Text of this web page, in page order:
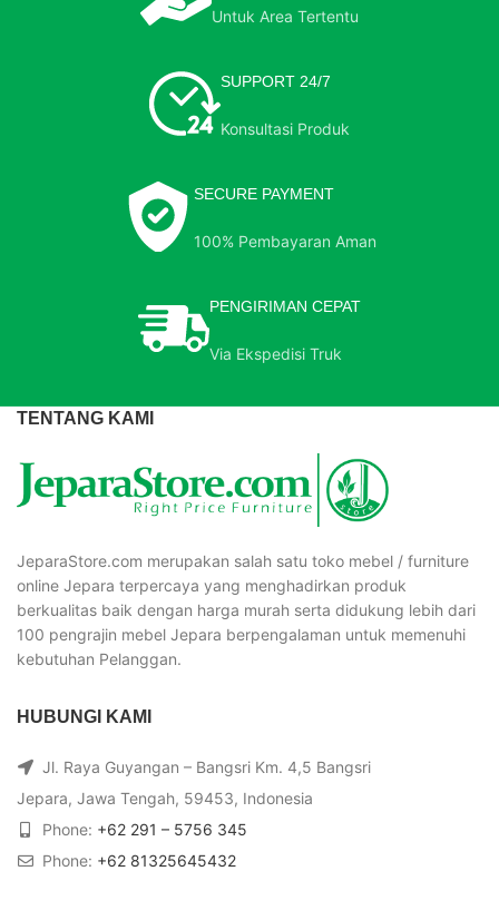
Untuk Area Tertentu
SUPPORT 24/7
Konsultasi Produk
SECURE PAYMENT
100% Pembayaran Aman
PENGIRIMAN CEPAT
Via Ekspedisi Truk
TENTANG KAMI
JeparaStore.com merupakan salah satu toko mebel / furniture
online Jepara terpercaya yang menghadirkan produk
berkualitas baik dengan harga murah serta didukung lebih dari
100 pengrajin mebel Jepara berpengalaman untuk memenuhi
kebutuhan Pelanggan.
HUBUNGI KAMI
Jl. Raya Guyangan – Bangsri Km. 4,5 Bangsri
Jepara, Jawa Tengah, 59453, Indonesia
Phone: +62 291 – 5756 345
Phone: +62 81325645432